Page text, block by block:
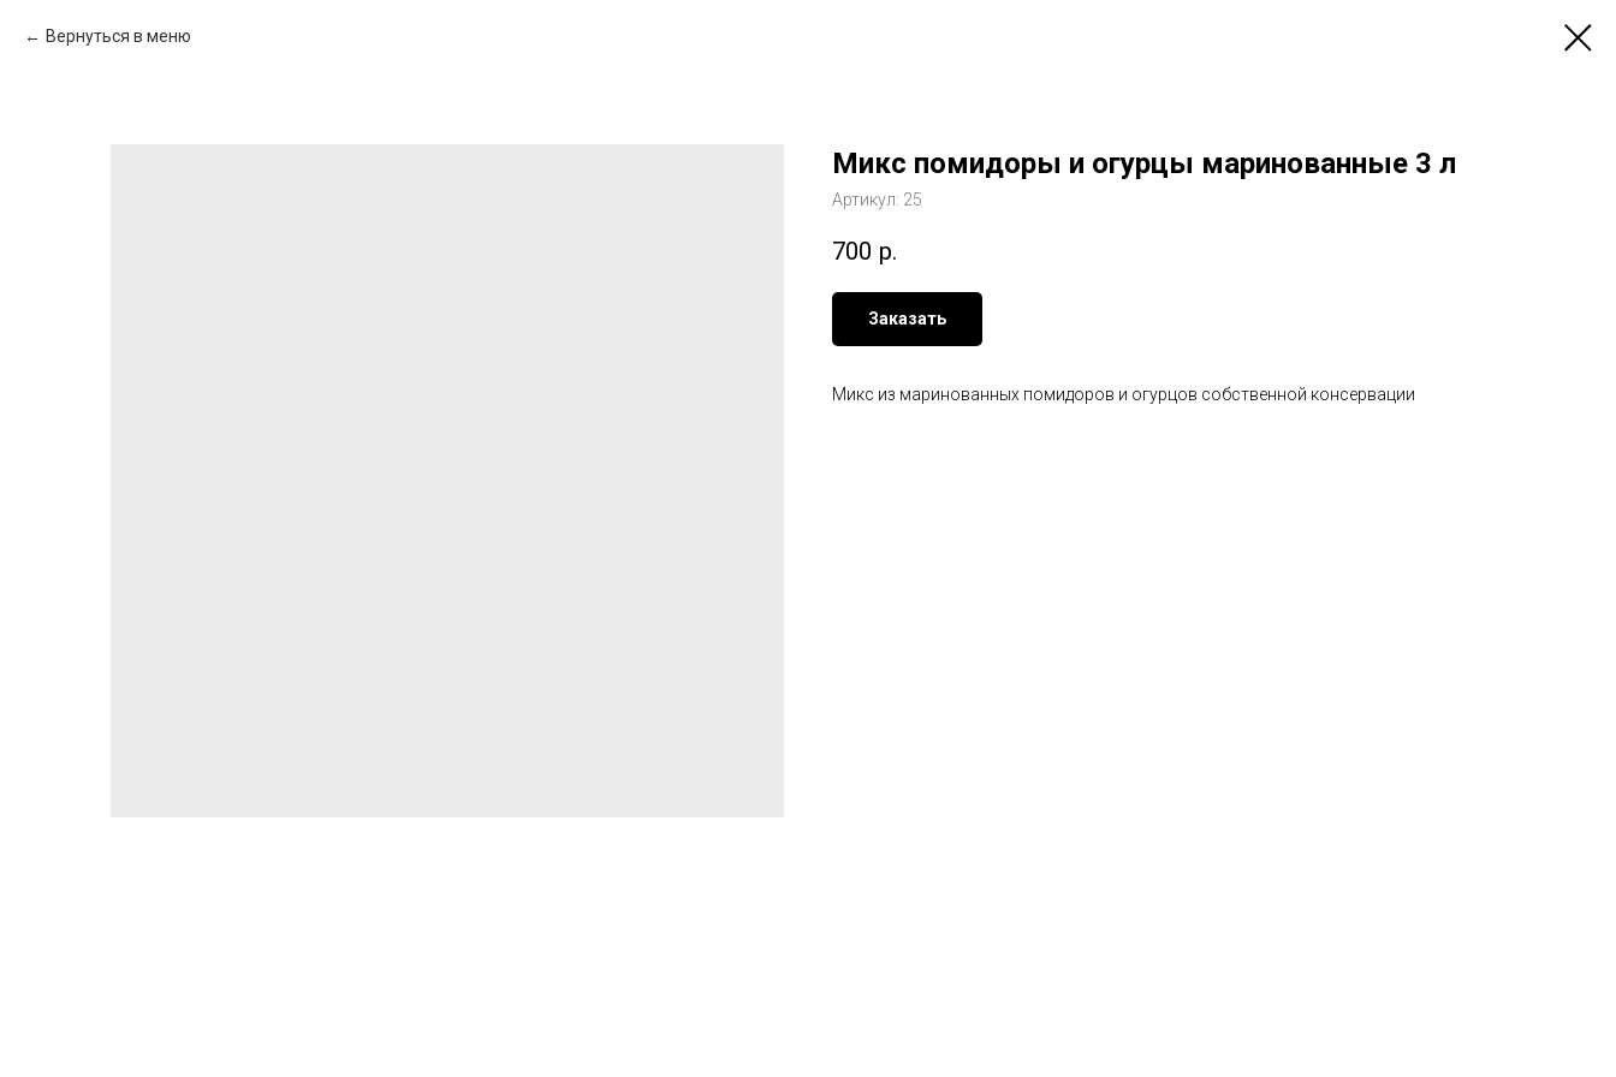
Вернуться в меню
Микс помидоры и огурцы маринованные 3 л
Артикул: 25
700 р.
Заказать
Микс из маринованных помидоров и огурцов собственной консервации